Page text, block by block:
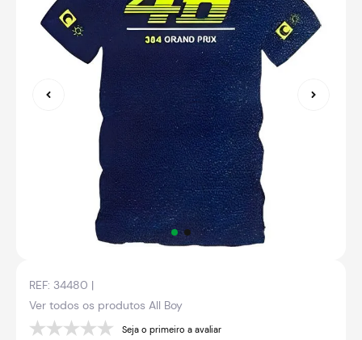
capacete ls2
jaqueta
axxis fenix
capacete aberto
REF: 34480 |
Ver todos os produtos All Boy
Seja o primeiro a avaliar